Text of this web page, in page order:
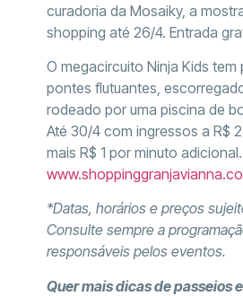
curadoria da Mosaiky, a
shopping até 26/4. Entrada
O megacircuito Ninja Kids tem
pontes flutuantes,
rodeado por uma piscina de
Até 30/4 com ingressos a R$
mais R$ 1 por minuto
*Datas, horários e preços
Consulte sempre a
responsáveis pelos eventos.
Quer mais dicas de passeios